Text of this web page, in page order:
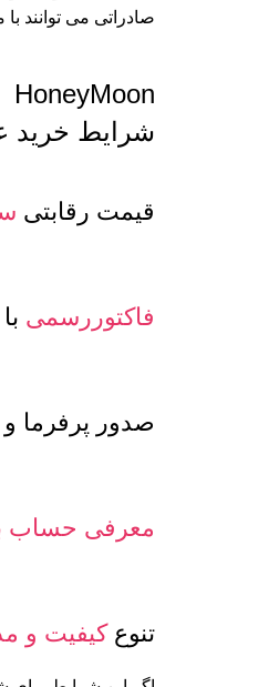
صادراتی می توانند
HoneyMoon
شرایط خرید
قیمت رقابتی
فاکتوررسمی
صدور پرفرما و
معرفی حساب
تنوعکیفیت و